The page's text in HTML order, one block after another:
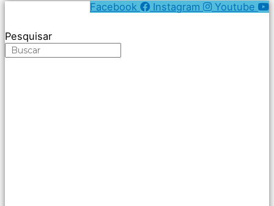
Facebook Instagram Youtube
Pesquisar